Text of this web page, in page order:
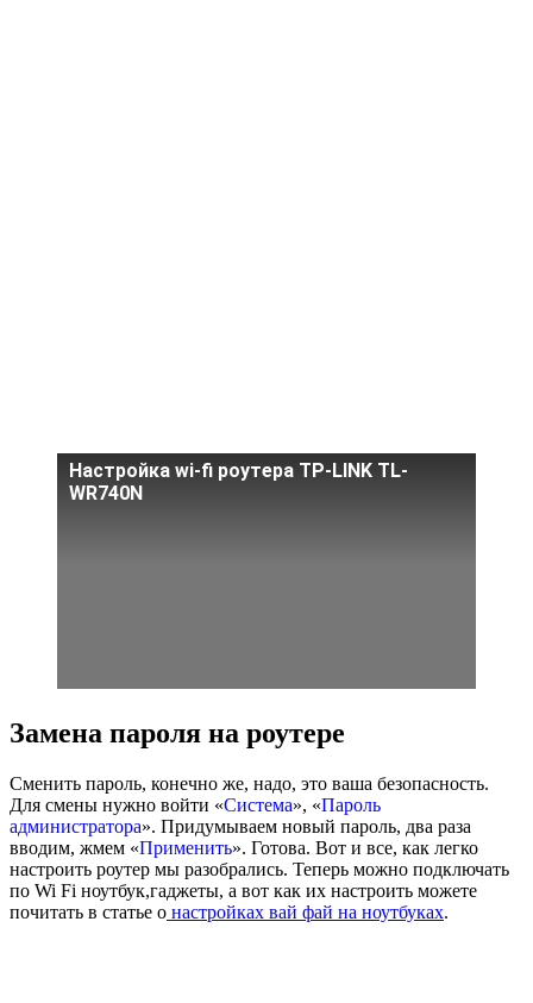
Настройка wi-fi роутера TP-LINK TL-
WR740N
Замена пароля на роутере
Сменить пароль, конечно же, надо, это ваша безопасность.
Для смены нужно войти «Система», «Пароль
администратора». Придумываем новый пароль, два раза
вводим, жмем «Применить». Готова. Вот и все, как легко
настроить роутер мы разобрались. Теперь можно подключать
по Wi Fi ноутбук,гаджеты, а вот как их настроить можете
почитать в статье о настройках вай фай на ноутбуках.